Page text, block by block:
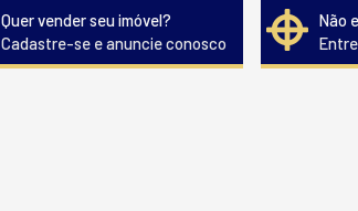
Quer vender seu imóvel?
Cadastre-se e anuncie conosco
Não